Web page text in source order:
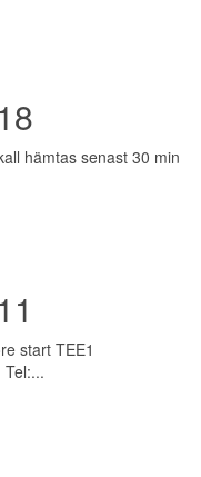
hämtas senast 30 min
start TEE1